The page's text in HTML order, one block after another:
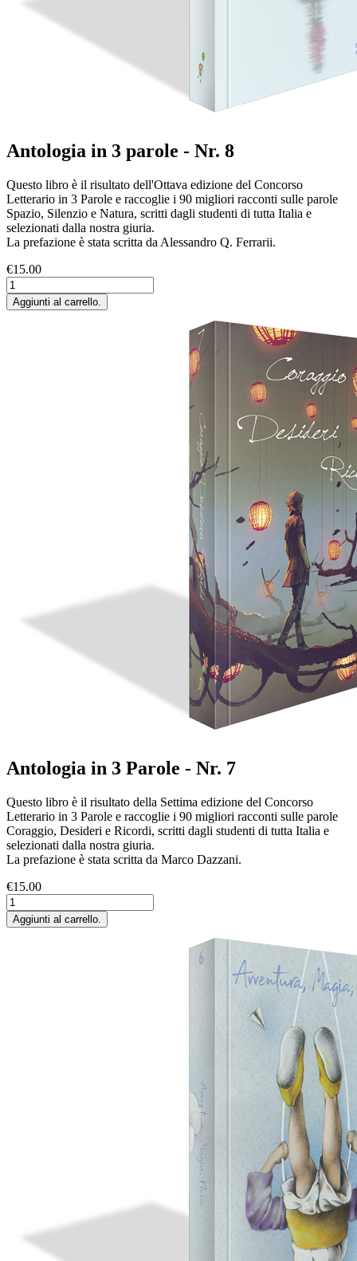
Antologia in 3 parole - Nr. 8
Questo libro è il risultato dell'Ottava edizione del Concorso
Letterario in 3 Parole e raccoglie i 90 migliori racconti sulle parole
Spazio, Silenzio e Natura, scritti dagli studenti di tutta Italia e
selezionati dalla nostra giuria.
La prefazione è stata scritta da Alessandro Q. Ferrarii.
€15.00
Antologia in 3 Parole - Nr. 7
Questo libro è il risultato della Settima edizione del Concorso
Letterario in 3 Parole e raccoglie i 90 migliori racconti sulle parole
Coraggio, Desideri e Ricordi, scritti dagli studenti di tutta Italia e
selezionati dalla nostra giuria.
La prefazione è stata scritta da Marco Dazzani.
€15.00